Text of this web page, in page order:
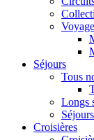
Séjours
Tous
Longs
Croisières